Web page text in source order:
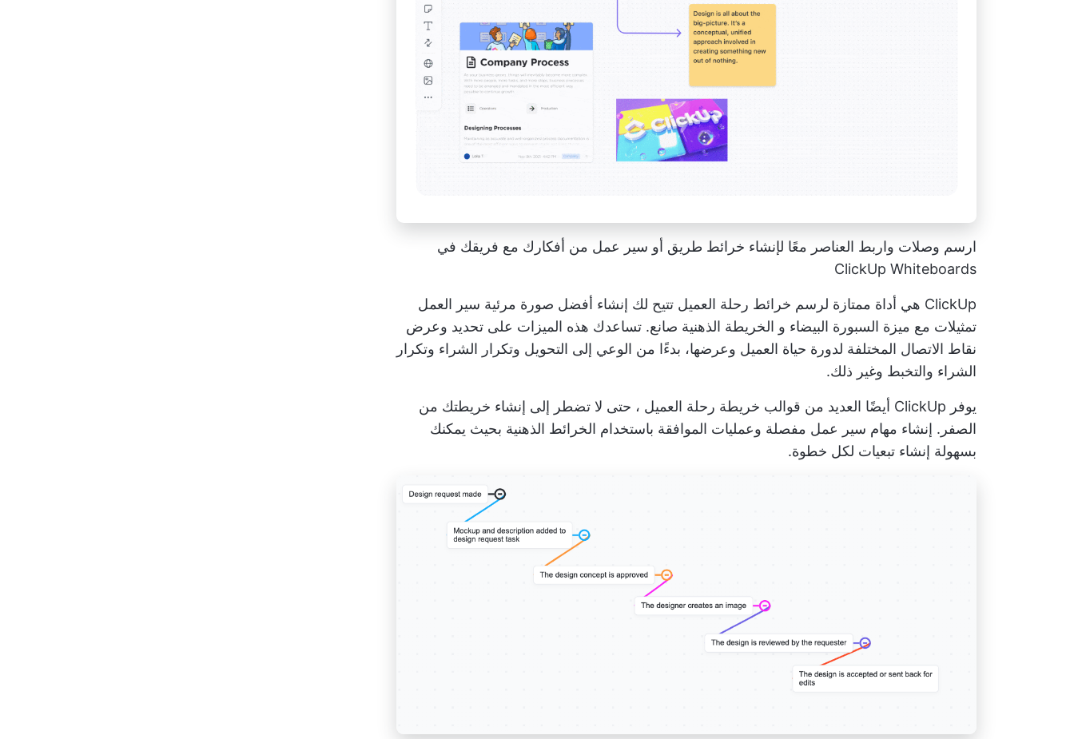
ارسم وصلات واربط العناصر معًا لإنشاء خرائط طريق أو سير عمل من أفكارك مع فريقك في
ClickUp Whiteboards
ClickUp هي أداة ممتازة لرسم خرائط رحلة العميل تتيح لك إنشاء أفضل صورة مرئية
سير العمل
تمثيلات مع ميزة السبورة البيضاء و الخريطة الذهنية صانع. تساعدك هذه الميزات على تحديد وعرض
نقاط الاتصال المختلفة لدورة حياة العميل وعرضها، بدءًا من الوعي إلى التحويل وتكرار الشراء وتكرار
الشراء والتخبط وغير ذلك.
يوفر ClickUp أيضًا العديد من قوالب خريطة رحلة العميل ، حتى لا تضطر إلى إنشاء خريطتك من
الصفر. إنشاء مهام سير عمل مفصلة وعمليات الموافقة باستخدام الخرائط الذهنية بحيث يمكنك
بسهولة إنشاء تبعيات لكل خطوة.